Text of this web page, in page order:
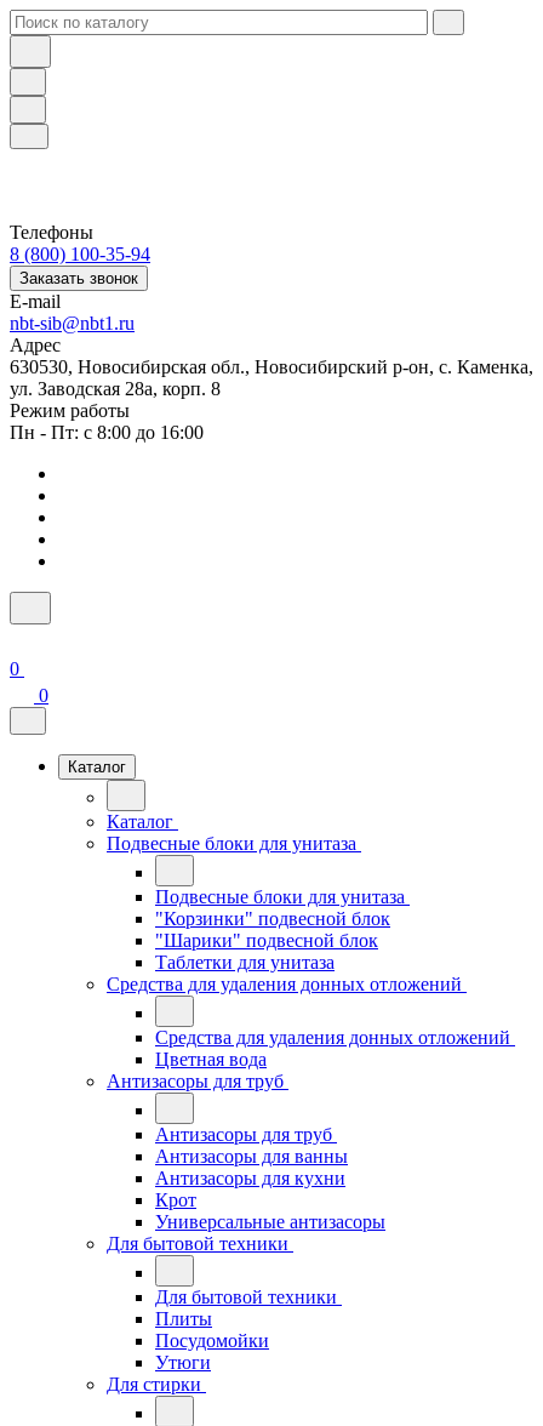
Телефоны
8 (800) 100-35-94
Заказать звонок
E-mail
nbt-sib@nbt1.ru
Адрес
630530, Новосибирская обл., Новосибирский р-он, с. Каменка,
ул. Заводская 28а, корп. 8
Режим работы
Пн - Пт: с 8:00 до 16:00
0
0
Каталог
Каталог
Подвесные блоки для унитаза
Подвесные блоки для унитаза
"Корзинки" подвесной блок
"Шарики" подвесной блок
Таблетки для унитаза
Средства для удаления донных отложений
Средства для удаления донных отложений
Цветная вода
Антизасоры для труб
Антизасоры для труб
Антизасоры для ванны
Антизасоры для кухни
Крот
Универсальные антизасоры
Для бытовой техники
Для бытовой техники
Плиты
Посудомойки
Утюги
Для стирки